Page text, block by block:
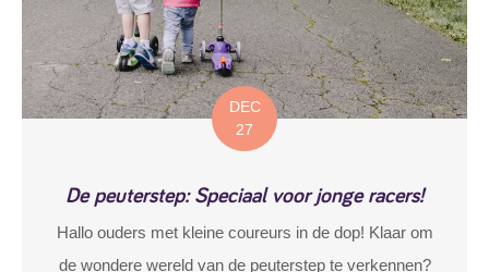
DEC
27
De peuterstep: Speciaal voor jonge racers!
Hallo ouders met kleine coureurs in de dop! Klaar om
de wondere wereld van de peuterstep te verkennen?